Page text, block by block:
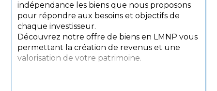
indépendance les biens que nous proposons
pour répondre aux besoins et objectifs de
chaque investisseur.
Découvrez notre offre de biens en LMNP vous
permettant la création de revenus et une
valorisation de votre patrimoine.